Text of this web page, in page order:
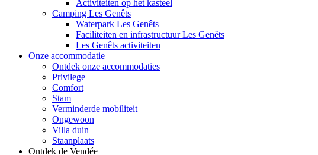
Activiteiten op het kasteel
Camping Les Genêts
Waterpark Les Genêts
Faciliteiten en infrastructuur Les Genêts
Les Genêts activiteiten
Onze accommodatie
Ontdek onze accommodaties
Privilege
Comfort
Stam
Verminderde mobiliteit
Ongewoon
Villa duin
Staanplaats
Ontdek de Vendée